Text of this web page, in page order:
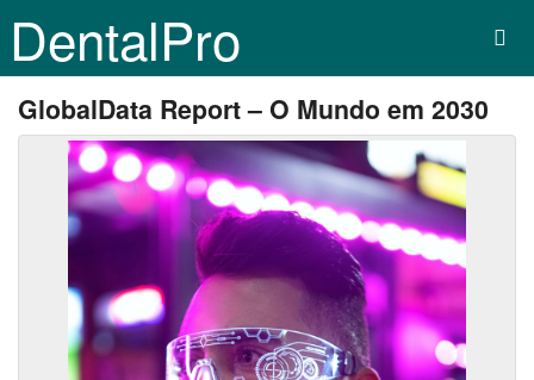
DentalPro
GlobalData Report – O Mundo em 2030